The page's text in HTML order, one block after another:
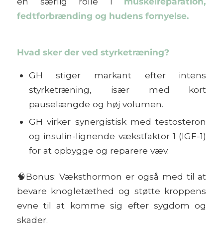
fedtforbrænding og hudens fornyelse.
Hvad sker der ved styrketræning?
GH stiger markant efter intens
styrketræning, især med kort
pauselængde og høj volumen.
GH virker synergistisk med testosteron
og insulin-lignende vækstfaktor 1 (IGF-1)
for at opbygge og reparere væv.
🧠Bonus: Væksthormon er også med til at
bevare knogletæthed og støtte kroppens
evne til at komme sig efter sygdom og
skader.